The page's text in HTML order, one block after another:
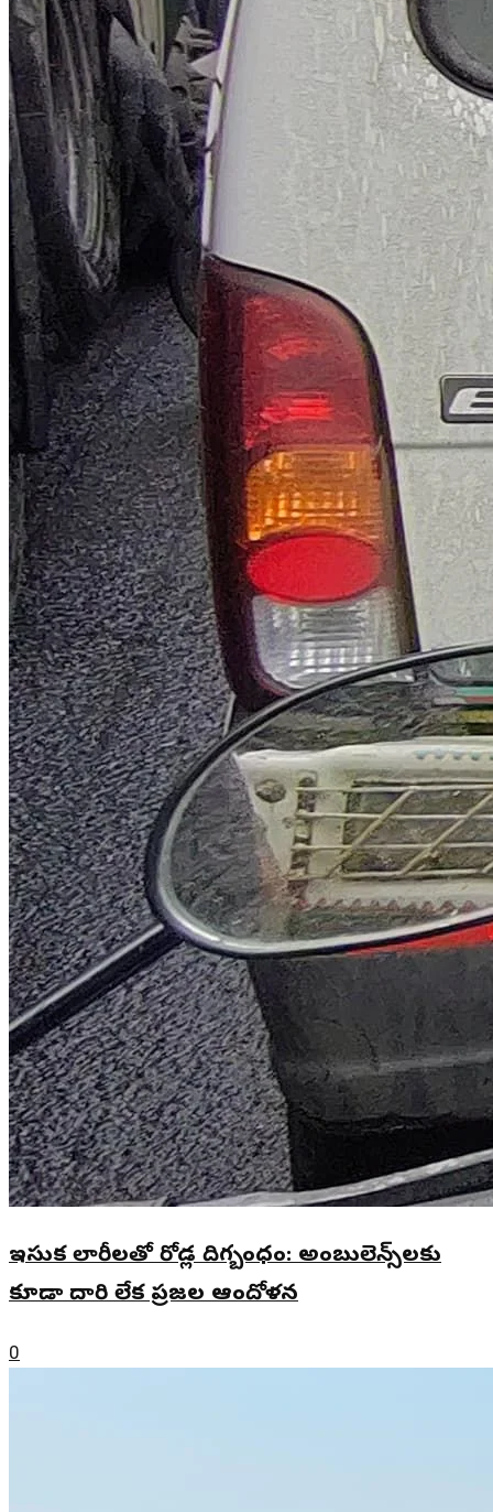
ఇసుక లారీలతో రోడ్ల దిగ్బంధం: అంబులెన్స్‌లకు
కూడా దారి లేక ప్రజల ఆందోళన
0